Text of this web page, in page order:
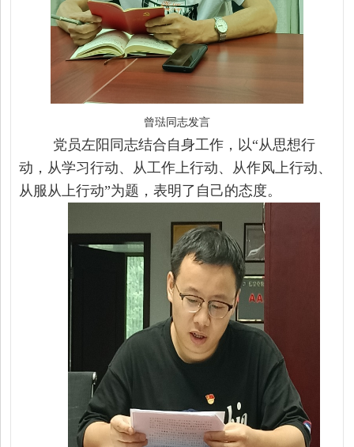
曾琺同志发言
党员左阳 同志结合自身工作，以“从思想行
动，从学习行动、从工作上行动、从作风上行动、
从服从上行动”为题，表明了自己的态度。